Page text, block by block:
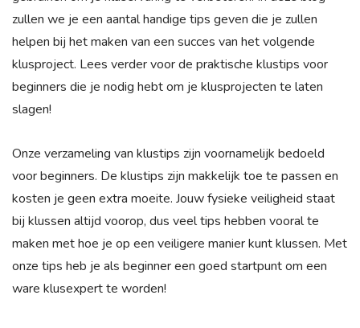
zullen we je een aantal handige tips geven die je zullen
helpen bij het maken van een succes van het volgende
klusproject. Lees verder voor de praktische klustips voor
beginners die je nodig hebt om je klusprojecten te laten
slagen!
Onze verzameling van klustips zijn voornamelijk bedoeld
voor beginners. De klustips zijn makkelijk toe te passen en
kosten je geen extra moeite. Jouw fysieke veiligheid staat
bij klussen altijd voorop, dus veel tips hebben vooral te
maken met hoe je op een veiligere manier kunt klussen. Met
onze tips heb je als beginner een goed startpunt om een
ware klusexpert te worden!